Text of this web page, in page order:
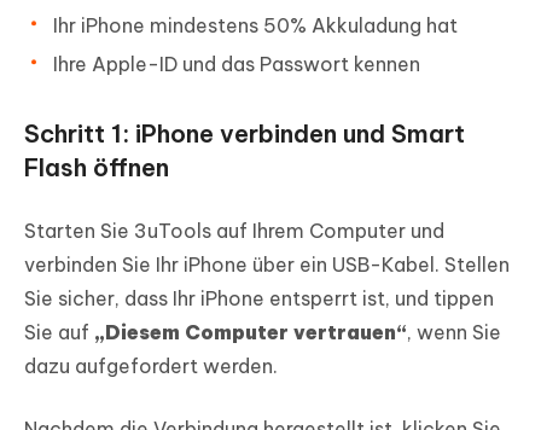
Ihr iPhone mindestens 50% Akkuladung hat
Ihre Apple-ID und das Passwort kennen
Schritt 1: iPhone verbinden und Smart
Flash öffnen
Starten Sie 3uTools auf Ihrem Computer und
verbinden Sie Ihr iPhone über ein USB-Kabel. Stellen
Sie sicher, dass Ihr iPhone entsperrt ist, und tippen
Sie auf „Diesem Computer vertrauen“, wenn Sie
dazu aufgefordert werden.